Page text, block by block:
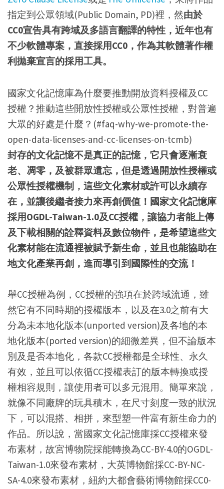
指定到公眾領域(Public Domain, PD)裡，然由於
CC0宣告具有跨域及多語言翻譯的特性，近年也有
不少軟體專案，直接採用CC0，作為其軟體著作權
利拋棄宣言的採用工具。
國家文化記憶庫為什麼要推動開放資料授權及CC
授權？推動這些開放性授權或公眾性授權，對普遍
大眾的好處是什麼？(#faq-why-we-promote-the-
open-data-licenses-and-cc-licenses-on-tcmb)
封存的文化記憶不是真正的記憶，它只會逐漸衰
老、凋零，及被群眾遺忘，但是透過開放性授權或
公眾性授權機制，這些文化素材或許可以永續存
在，並讓後繼者接力來再創價值！國家文化記憶庫
採用OGDL-Taiwan-1.0及CC授權，讓協力者能上傳
及下載相關的詮釋資料及數位物件，是希望這些文
化素材能在流通裡被賦予新生命，並且也能協助在
地文化產業再創，進而導引到國際性的交流！
舉CC授權為例，CC授權的強項在於跨域流通，雖
然它有不同時期的授權版本，以及在3.0之前有大
分為未本地化版本(unported version)及各地的本
地化版本(ported version)的細微差異，但不論版本
別及是否本地化，各款CC授權都是全球性、永久
有效，並且可以依循CC授權表訂的版本轉換或授
權相容規則，讓使用者可以多元混用。簡單來說，
就像不同廠牌的玩具積木，在尺寸刻度一致的狀況
下，可以混搭、相拼，來型塑一件富有新生命力的
作品。所以說，當國家文化記憶庫採CC授權來發
布素材，故宮博物院採能轉換為CC-BY-4.0的OGDL-
Taiwan-1.0來發布素材，大英博物館採CC-BY-NC-
SA-4.0來發布素材，紐約大都會藝術博物館採CC0-